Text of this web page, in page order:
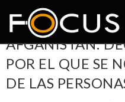
AFGANISTÁN:
POR EL QUE SE
DE LAS